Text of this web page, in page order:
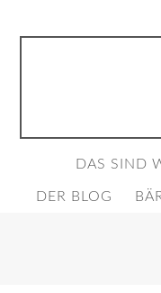
DAS SIND
DER BLOG